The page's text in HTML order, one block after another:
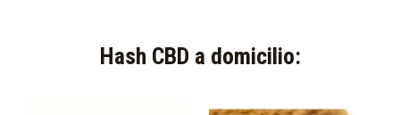
Hash CBD a domicilio:​